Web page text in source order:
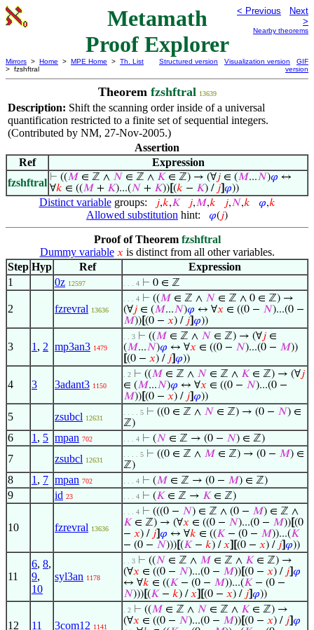
Metamath
Proof Explorer
< Previous
Next
>
Nearby theorems
Mirrors > Home > MPE Home > Th. List
> fzshftral
Structured version Visualization version
GIF
version
Theorem fzshftral 13639
Description: Shift the scanning order inside of a universal
quantification restricted to a finite set of sequential integers.
(Contributed by NM, 27-Nov-2005.)
Assertion
Ref
Expression
fzshftral ⊢ ((𝑀 ∈ ℤ ∧ 𝑁 ∈ ℤ ∧ 𝐾 ∈ ℤ) → (∀𝑗 ∈ (𝑀...𝑁)𝜑 ↔
∀𝑘 ∈ ((𝑀 + 𝐾)...(𝑁 + 𝐾)) (𝑘 − 𝐾) / 𝑗 𝜑))
Distinct variablegroups: 𝑗,𝑘,𝐾 𝑗,𝑀,𝑘 𝑗,𝑁,𝑘 𝜑,𝑘
Allowed substitution hint: 𝜑(𝑗)
Proof of Theorem fzshftral
Dummy variable 𝑥 is distinct from all other variables.
Step Hyp Ref
Expression
1
0z 12597 . . . 4 ⊢ 0 ∈ ℤ
2 fzrevral 13636
. . . 4 ⊢ ((𝑀 ∈ ℤ ∧ 𝑁 ∈ ℤ ∧ 0 ∈ ℤ) →
(∀𝑗 ∈ (𝑀...𝑁)𝜑 ↔ ∀𝑥 ∈ ((0 − 𝑁)...(0 −
𝑀)) (0 − 𝑥) / 𝑗 𝜑))
3 1 , 2 mp3an3 1479
. . 3 ⊢ ((𝑀 ∈ ℤ ∧ 𝑁 ∈ ℤ) → (∀𝑗 ∈
(𝑀...𝑁)𝜑 ↔ ∀𝑥 ∈ ((0 − 𝑁)...(0 − 𝑀))
(0 − 𝑥) / 𝑗 𝜑))
4 3 3adant3 1150
. 2 ⊢ ((𝑀 ∈ ℤ ∧ 𝑁 ∈ ℤ ∧ 𝐾 ∈ ℤ) → (∀𝑗
∈ (𝑀...𝑁)𝜑 ↔ ∀𝑥 ∈ ((0 − 𝑁)...(0 −
𝑀)) (0 − 𝑥) / 𝑗 𝜑))
5 zsubcl 12631
. . . . 5 ⊢ ((0 ∈ ℤ ∧ 𝑁 ∈ ℤ) → (0 − 𝑁) ∈
ℤ)
6 1 , 5 mpan 702 . . . 4 ⊢ (𝑁 ∈ ℤ → (0 − 𝑁) ∈ ℤ)
7 zsubcl 12631
. . . . 5 ⊢ ((0 ∈ ℤ ∧ 𝑀 ∈ ℤ) → (0 − 𝑀) ∈
ℤ)
8 1 , 7 mpan 702 . . . 4 ⊢ (𝑀 ∈ ℤ → (0 − 𝑀) ∈ ℤ)
9 id 23 . . . 4 ⊢ (𝐾 ∈ ℤ → 𝐾 ∈ ℤ)
10 fzrevral 13636
. . . 4 ⊢ (((0 − 𝑁) ∈ ℤ ∧ (0 − 𝑀) ∈ ℤ ∧
𝐾 ∈ ℤ) → (∀𝑥 ∈ ((0 − 𝑁)...(0 − 𝑀)) (0
− 𝑥) / 𝑗 𝜑 ↔ ∀𝑘 ∈ ((𝐾 − (0 − 𝑀))...(𝐾
− (0 − 𝑁))) (𝐾 − 𝑘) /𝑥 (0 − 𝑥) / 𝑗 𝜑))
11
6, 8,
9,
10
syl3an 1178
. . 3 ⊢ ((𝑁 ∈ ℤ ∧ 𝑀 ∈ ℤ ∧ 𝐾 ∈ ℤ) →
(∀𝑥 ∈ ((0 − 𝑁)...(0 − 𝑀)) (0 − 𝑥) / 𝑗 𝜑
↔ ∀𝑘 ∈ ((𝐾 − (0 − 𝑀))...(𝐾 − (0 −
𝑁))) (𝐾 − 𝑘) /𝑥 (0 − 𝑥) / 𝑗 𝜑))
12 11 3com12 1141
. 2 ⊢ ((𝑀 ∈ ℤ ∧ 𝑁 ∈ ℤ ∧ 𝐾 ∈ ℤ) →
(∀𝑥 ∈ ((0 − 𝑁)...(0 − 𝑀)) (0 − 𝑥) / 𝑗 𝜑